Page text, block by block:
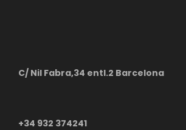
C/ Nil Fabra,34 entl.2 Barcelona
+34 932 374241